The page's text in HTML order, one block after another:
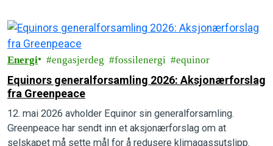
Energi engasjerdeg fossilenergi equinor
Equinors generalforsamling 2026: Aksjonærforslag
fra Greenpeace
12. mai 2026 avholder Equinor sin generalforsamling.
Greenpeace har sendt inn et aksjonærforslag om at
selskapet må sette mål for å redusere klimagassutslipp.